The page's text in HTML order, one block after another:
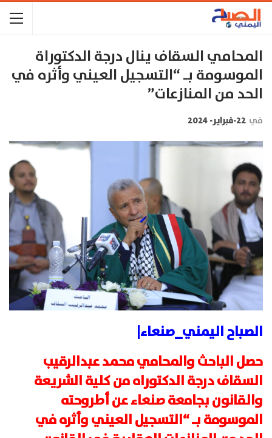
المحامي السقاف ينال درجة الدكتوراة
الموسومة بـ “التسجيل العيني وأثره في
الحد من المنازعات”
في 22-فبراير- 2024
الصباح اليمني_صنعاء|
حصل الباحث والمحامي محمد عبدالرقيب
السقاف درجة الدكتوراه من كلية الشريعة
والقانون بجامعة صنعاء عن أطروحته
الموسومة بـ “التسجيل العيني وأثره في